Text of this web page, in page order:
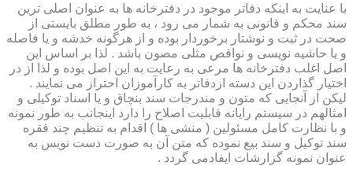
با عنایت به اینکه دفاتر موجود در دفترخانه ها به عنوان اصلی ترین
سند محکم و قانونی به شمار می رود ، به طور مطلق بایستی از
صحت در ثبت و نوشتار برخوردار بوده و از هرگونه خدشه و یا فاصله
و یا حاشیه نویسی و نواقص مثلی مصون باشد . لذا بر اساس این
اصل اغلب دفترخانه ها مرعی به رعایت به این اصل بوده و لذا از در
اختیار گذاردن این دسته ازدفاتر به کارآموزان احتراز می نمایند .
لیکن از آنجایی که متون و مندرجات سند بنچاق و یا اسناد توکیلی و
امثالهم در سیستم رایانه قابلیت اصلاح را دارد اینجانب به طور نمونه
و با نظارت کامل مسئولین ( منشی ها ) اقدام به تنظیم چند فقره
سند توکیل و سند بیع نموده که متن آن به صورت دست نویس به
عنوان نمونه گزارشات ایفادمی گردد .